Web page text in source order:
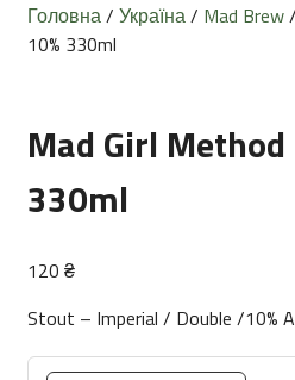
Головна/ Україна/ Mad Brew
10% 330ml
Mad Girl Method
330ml
120 ₴
Stout – Imperial / Double /10%